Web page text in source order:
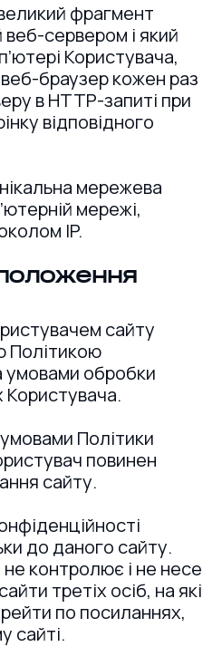
фрагмент
сервером і який
Користувача,
браузер кожен раз
в HTTP-запиті при
відповідного
мережева
мережі,
IP.
сайту
Політикою
умовами обробки
Політики
повинен
сайту.
до даного сайту.
не контролює і не несе
третіх осіб, на які
по посиланнях,
сайті.